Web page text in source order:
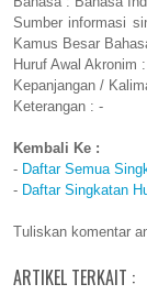
Sumber informasi
Kamus Besar
Huruf Awal Akronim
Kepanjangan /
Keterangan : -
Kembali Ke :
- Daftar Semua
- Daftar Singkatan
Tuliskan komentar
ARTIKEL TERKAIT :